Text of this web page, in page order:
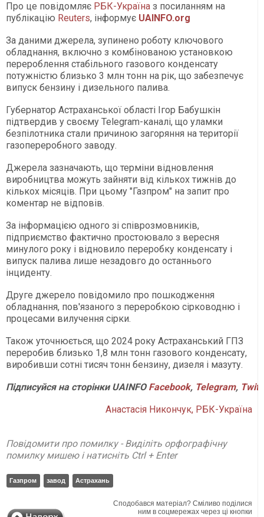
Про це повідомляє РБК-Україна з посиланням на
публікацію Reuters, інформує UAINFO.org
За даними джерела, зупинено роботу ключового
обладнання, включно з комбінованою установкою
перероблення стабільного газового конденсату
потужністю близько 3 млн тонн на рік, що забезпечує
випуск бензину і дизельного палива.
Губернатор Астраханської області Ігор Бабушкін
підтвердив у своєму Telegram-каналі, що уламки
безпілотника стали причиною загоряння на території
газопереробного заводу.
Джерела зазначають, що терміни відновлення
виробництва можуть зайняти від кількох тижнів до
кількох місяців. При цьому "Газпром" на запит про
коментар не відповів.
За інформацією одного зі співрозмовників,
підприємство фактично простоювало з вересня
минулого року і відновило переробку конденсату і
випуск палива лише незадовго до останнього
інциденту.
Друге джерело повідомило про пошкодження
обладнання, пов'язаного з переробкою сірководню і
процесами вилучення сірки.
Також уточнюється, що 2024 року Астраханський ГПЗ
переробив близько 1,8 млн тонн газового конденсату,
виробивши сотні тисяч тонн бензину, дизеля і мазуту.
ПідписуйсянасторінкиUAINFO Facebook, Telegram,
Анастасія Никончук, РБК-Україна
Повідомити про помилку - Виділіть орфографічну
помилку мишею і натисніть Ctrl + Enter
Газпром завод Астрахань
Сподобався матеріал? Сміливо поділися
ним в соцмережах через ці кнопки